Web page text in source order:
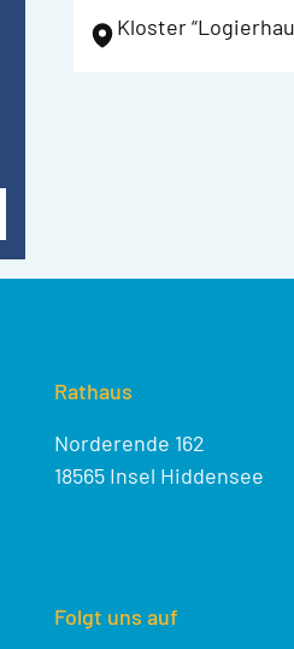
Kloster
Rathaus
Norderende 162
18565 Insel Hiddensee
Folgt uns auf